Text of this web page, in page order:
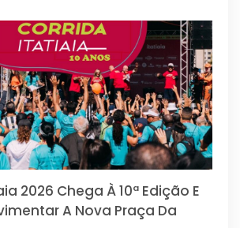
2026 Chega À 10ª Edição E
A Nova Praça Da